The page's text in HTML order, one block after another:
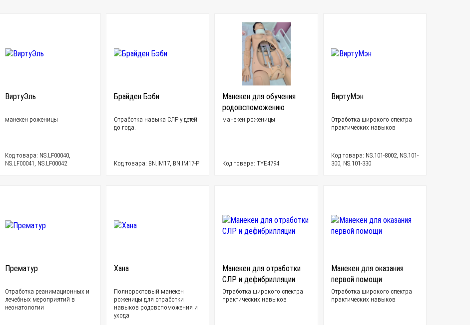
ВиртуЭль
манекен роженицы
Код товара: NS.LF00040,
NS.LF00041, NS.LF00042
Брайден Бэби
Отработка навыка СЛР у детей
до года.
Код товара: BN.IM17, BN.IM17-P
Манекен для обучения
родовспоможению
манекен роженицы
Код товара: TYE4794
ВиртуМэн
Отработка широкого спектра
практических навыков
Код товара: NS.101-8002, NS.101-
300, NS.101-330
Прематур
Отработка реанимационных и
лечебных мероприятий в
неонатологии
Хана
Полноростовый манекен
роженицы для отработки
навыков родовспоможения и
ухода
Манекен для отработки
СЛР и дефибрилляции
Отработка широкого спектра
практических навыков
Манекен для оказания
первой помощи
Отработка широкого спектра
практических навыков